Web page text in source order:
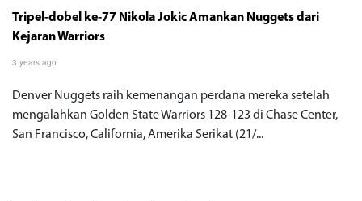
Tripel-dobel ke-77 Nikola Jokic Amankan Nuggets dari
Kejaran Warriors
3 years ago
Denver Nuggets raih kemenangan perdana mereka setelah
mengalahkan Golden State Warriors 128-123 di Chase Center,
San Francisco, California, Amerika Serikat (21/...